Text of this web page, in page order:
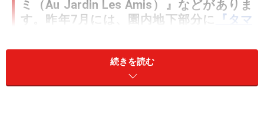
ミ（Au Jardin Les Amis）』などがありま
す。昨年7月には、園内地下部分に
『タマ
し、ますます注目を集めるようになりまし
続きを読む